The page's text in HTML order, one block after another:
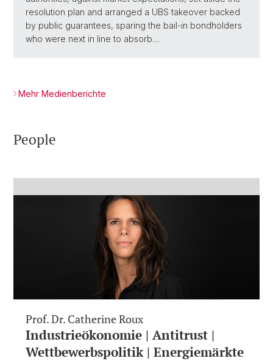
resolution plan and arranged a UBS takeover backed
by public guarantees, sparing the bail-in bondholders
who were next in line to absorb…
Mehr Medienberichte
People
Prof. Dr. Catherine Roux
Industrieökonomie | Antitrust |
Wettbewerbspolitik | Energiemärkte